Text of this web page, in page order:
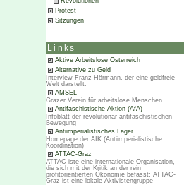
Protest
Sitzungen
Links
Aktive Arbeitslose Österreich
Alternative zu Geld
Interview Franz Hörmann, der eine geldfreie
Welt darstellt.
AMSEL
Grazer Verein für arbeitslose Menschen
Antifaschistische Aktion (AfA)
Infoblatt der revolutionär antifaschistischen
Bewegung
Antiimperialistisches Lager
Homepage der AIK (Antiimperialistische
Koordination)
ATTAC-Graz
ATTAC iste eine internationale Organisation,
die sich mit der Kritik an der rein
profitorientierten Ökonomie befasst; ATTAC-
Graz ist eine lokale Aktivistengruppe